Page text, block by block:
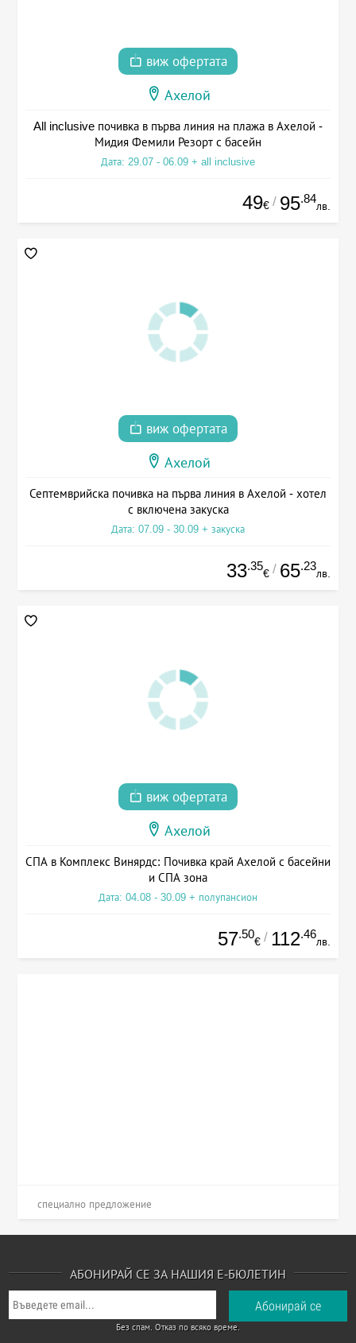
виж офертата
Ахелой
All inclusive почивка в първа линия на плажа в Ахелой -
Мидия Фемили Резорт с басейн
Дата: 29.07 - 06.09 + all inclusive
49€ / 95.84
лв.
виж офертата
Ахелой
Септемврийска почивка на първа линия в Ахелой - хотел
с включена закуска
Дата: 07.09 - 30.09 + закуска
33.35
€ / 65.23
лв.
виж офертата
Ахелой
СПА в Комплекс Винярдс: Почивка край Ахелой с басейни
и СПА зона
Дата: 04.08 - 30.09 + полупансион
57.50
€ / 112.46
лв.
специално предложение
АБОНИРАЙ СЕ ЗА НАШИЯ Е-БЮЛЕТИН
Без спам. Отказ по всяко време.